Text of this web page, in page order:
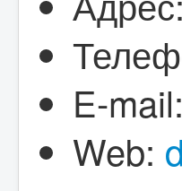
E-mail:
Web: